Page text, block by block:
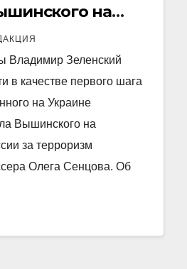
на
Владимир Зеленский
в качестве первого шага
на Украине
Вышинского на
за терроризм
Олега Сенцова. Об